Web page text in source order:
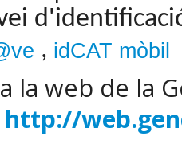
, idCAT mòbil
la web de la
http://